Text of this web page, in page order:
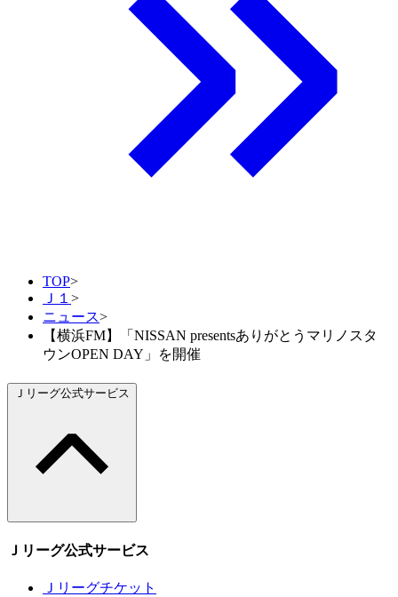
TOP>
Ｊ１ >
ニュース>
【横浜FM】「NISSAN presentsありがとうマリノスタ
ウンOPEN DAY」を開催
Ｊリーグ公式サービス
Ｊリーグ公式サービス
Ｊリーグチケット